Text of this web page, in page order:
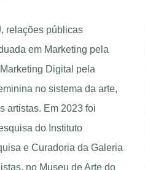
relações públicas
em Marketing pela
Digital pela
no sistema da arte,
artistas. Em 2023 foi
do Instituto
e Curadoria da Galeria
no Museu de Arte do